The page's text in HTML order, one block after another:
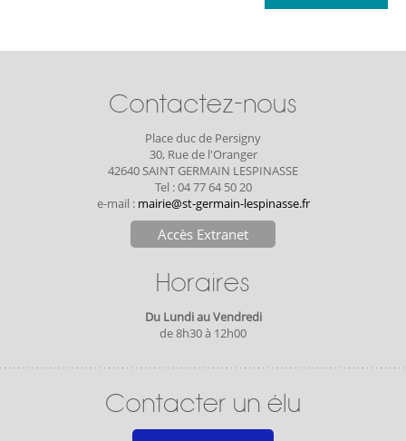
Contactez-nous
Place duc de Persigny
30, Rue de l'Oranger
42640 SAINT GERMAIN LESPINASSE
Tel : 04 77 64 50 20
e-mail : mairie@st-germain-lespinasse.fr
Accès Extranet
Horaires
Du Lundi au Vendredi
de 8h30 à 12h00
Contacter un élu